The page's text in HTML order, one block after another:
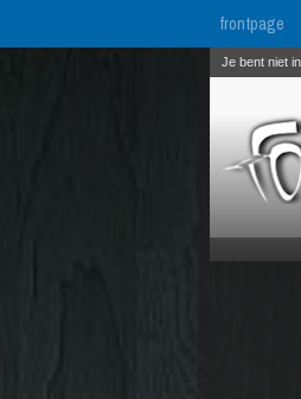
frontpage
Je bent niet